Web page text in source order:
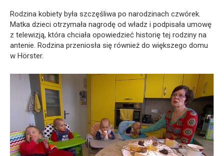
Rodzina kobiety była szczęśliwa po narodzinach czwórek.
Matka dzieci otrzymała nagrodę od władz i podpisała umowę
z telewizją, która chciała opowiedzieć historię tej rodziny na
antenie. Rodzina przeniosła się również do większego domu
w Hörster.